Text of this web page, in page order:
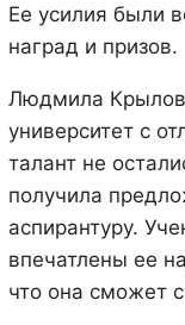
Ее усилия были
наград и призов.
Людмила
университет с
талант не
получила
аспирантуру.
впечатлены ее
что она сможет